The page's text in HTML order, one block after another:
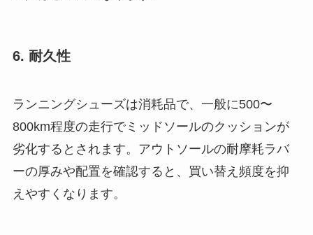
6. 耐久性
ランニングシューズは消耗品で、一般に500〜
800km程度の走行でミッドソールのクッションが
劣化するとされます。アウトソールの耐摩耗ラバ
ーの厚みや配置を確認すると、買い替え頻度を抑
えやすくなります。